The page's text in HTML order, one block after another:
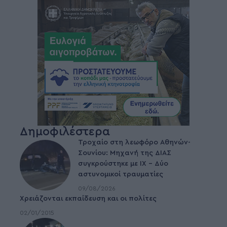
Δημοφιλέστερα
Τροχαίο στη λεωφόρο Αθηνών-
Σουνίου: Μηχανή της ΔΙΑΣ
συγκρούστηκε με ΙΧ – Δύο
αστυνομικοί τραυματίες
09/08/2026
Χρειάζονται εκπαίδευση και οι πολίτες
02/01/2015